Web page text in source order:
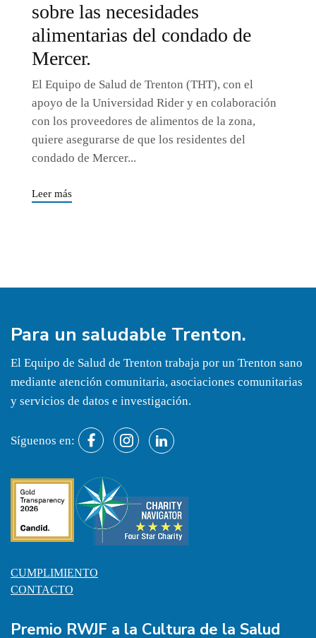
sobre las necesidades
alimentarias del condado de
Mercer.
El Equipo de Salud de Trenton (THT), con el
apoyo de la Universidad Rider y en colaboración
con los proveedores de alimentos de la zona,
quiere asegurarse de que los residentes del
condado de Mercer...
Leer más
Para un saludable Trenton.
El Equipo de Salud de Trenton trabaja por un Trenton sano
mediante atención comunitaria, asociaciones comunitarias
y servicios de datos e investigación.
Síguenos en:
CUMPLIMIENTO
CONTACTO
Premio RWJF a la Cultura de la Salud